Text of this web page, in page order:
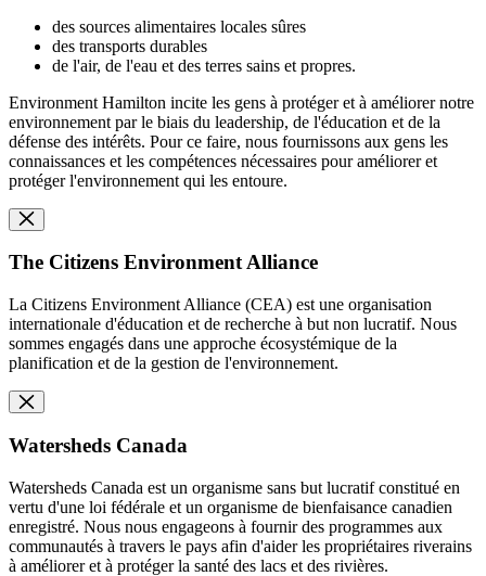
des sources alimentaires locales sûres
des transports durables
de l'air, de l'eau et des terres sains et propres.
Environment Hamilton incite les gens à protéger et à améliorer notre
environnement par le biais du leadership, de l'éducation et de la
défense des intérêts. Pour ce faire, nous fournissons aux gens les
connaissances et les compétences nécessaires pour améliorer et
protéger l'environnement qui les entoure.
The Citizens Environment Alliance
La Citizens Environment Alliance (CEA) est une organisation
internationale d'éducation et de recherche à but non lucratif. Nous
sommes engagés dans une approche écosystémique de la
planification et de la gestion de l'environnement.
Watersheds Canada
Watersheds Canada est un organisme sans but lucratif constitué en
vertu d'une loi fédérale et un organisme de bienfaisance canadien
enregistré. Nous nous engageons à fournir des programmes aux
communautés à travers le pays afin d'aider les propriétaires riverains
à améliorer et à protéger la santé des lacs et des rivières.